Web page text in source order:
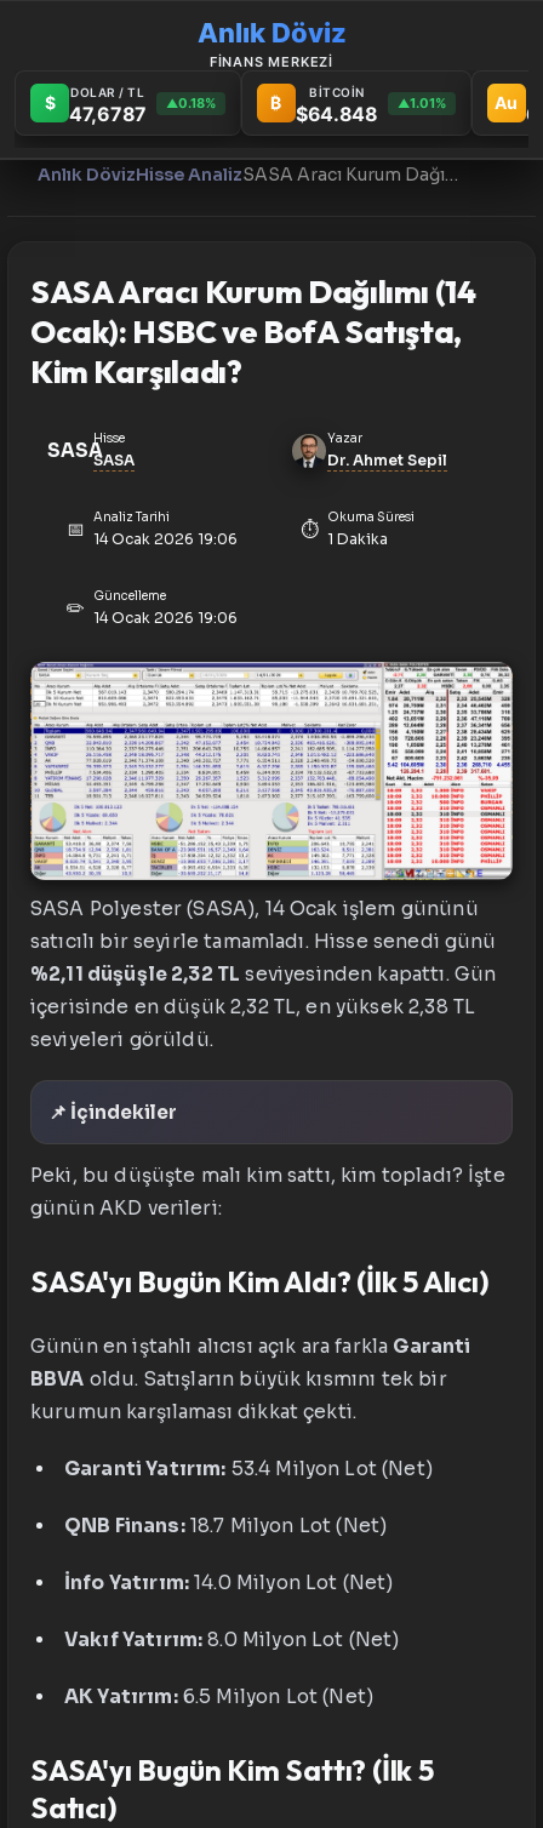
Anlık Döviz
FİNANS MERKEZİ
$ DOLAR / TL
47,6787 ▲0.18% ₿ BİTCOİN
$64.848 ▲1.01% Au
Anlık DövizHisse Analiz SASA Aracı Kurum Dağılımı (14 Ocak): HSBC ve BofA Satışta, Kim Karşıladı?
SASA Aracı Kurum Dağılımı (14
Ocak): HSBC ve BofA Satışta,
Kim Karşıladı?
SASA
Hisse
SASA
Yazar
Dr. Ahmet Sepil
📅
Analiz Tarihi
14 Ocak 2026 19:06 ⏱️
Okuma Süresi
1 Dakika
✏️
Güncelleme
14 Ocak 2026 19:06
SASA Polyester (SASA), 14 Ocak işlem gününü
satıcılı bir seyirle tamamladı. Hisse senedi günü
%2,11 düşüşle 2,32 TL seviyesinden kapattı. Gün
içerisinde en düşük 2,32 TL, en yüksek 2,38 TL
seviyeleri görüldü.
📌 İçindekiler
Peki, bu düşüşte malı kim sattı, kim topladı? İşte
günün AKD verileri:
SASA'yı Bugün Kim Aldı? (İlk 5 Alıcı)
Günün en iştahlı alıcısı açık ara farkla Garanti
BBVA oldu. Satışların büyük kısmını tek bir
kurumun karşılaması dikkat çekti.
Garanti Yatırım: 53.4 Milyon Lot (Net)
QNB Finans:18.7 Milyon Lot (Net)
İnfo Yatırım: 14.0 Milyon Lot (Net)
Vakıf Yatırım: 8.0 Milyon Lot (Net)
AK Yatırım:6.5 Milyon Lot (Net)
SASA'yı Bugün Kim Sattı? (İlk 5
Satıcı)